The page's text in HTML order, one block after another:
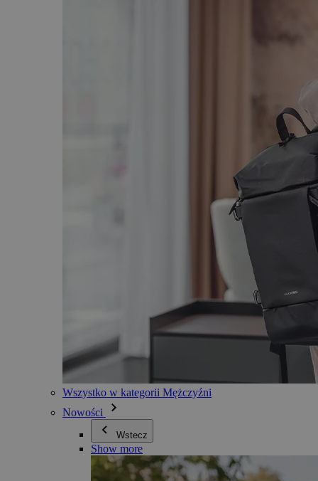
Wszystko w kategorii Mężczyźni
Nowości
Wstecz
Show more